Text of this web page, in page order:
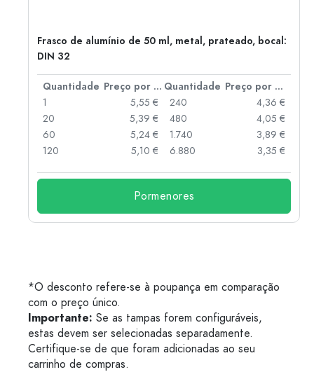
Frasco de alumínio de 50 ml, metal, prateado, bocal:
DIN 32
Quantidade Preço por peça Quantidade
Preço por peça
1
5,55 €
20
5,39 €
60
5,24 €
120
5,10 €
240
4,36 €
480
4,05 €
1.740
3,89 €
6.880
3,35 €
Pormenores
*O desconto refere-se à poupança em comparação
com o preço único.
Importante: Se as tampas forem configuráveis,
estas devem ser selecionadas separadamente.
Certifique-se de que foram adicionadas ao seu
carrinho de compras.